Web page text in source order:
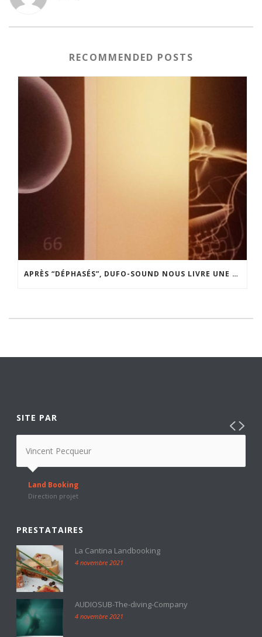
RECOMMENDED POSTS
APRÈS “DÉPHASÉS”, DUFO-SOUND NOUS LIVRE UNE SAGA MONUMENTALE AVEC PRÉSENTOIR…
SITE PAR
Vincent Pecqueur
Land Booking
Direction projet
PRESTATAIRES
La Cantina Landbooking
4 novembre 2021
AUDIOSUB-The-diving-Company
4 novembre 2021